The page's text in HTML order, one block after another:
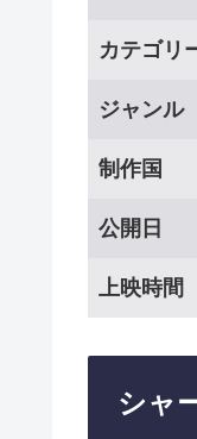
カテゴリ
ジャンル
制作国
公開日
上映時間
シャ